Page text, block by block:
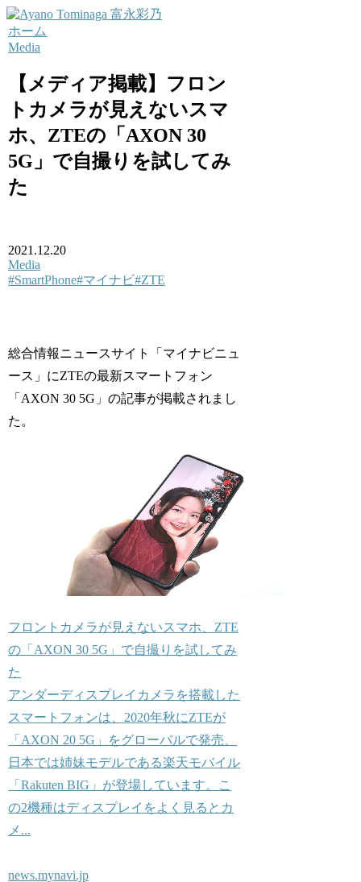
ホーム
Media
【メディア掲載】フロン
トカメラが見えないスマ
ホ、ZTEの「AXON 30
5G」で自撮りを試してみ
た
2021.12.20
Media
#SmartPhone#マイナビ#ZTE
総合情報ニュースサイト「マイナビニュ
ース」にZTEの最新スマートフォン
「AXON 30 5G」の記事が掲載されまし
た。
フロントカメラが見えないスマホ、ZTE
の「AXON 30 5G」で自撮りを試してみ
た
アンダーディスプレイカメラを搭載した
スマートフォンは、2020年秋にZTEが
「AXON 20 5G」をグローバルで発売、
日本では姉妹モデルである楽天モバイル
「Rakuten BIG」が登場しています。こ
の2機種はディスプレイをよく見るとカ
メ...
news.mynavi.jp